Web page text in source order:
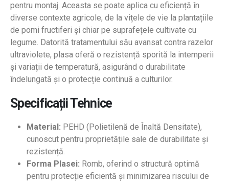
pentru montaj. Aceasta se poate aplica cu eficiență în
diverse contexte agricole, de la vițele de vie la plantațiile
de pomi fructiferi și chiar pe suprafețele cultivate cu
legume. Datorită tratamentului său avansat contra razelor
ultraviolete, plasa oferă o rezistență sporită la intemperii
și variații de temperatură, asigurând o durabilitate
îndelungată și o protecție continuă a culturilor.
Specificații Tehnice
Material: PEHD (Polietilenă de Înaltă Densitate),
cunoscut pentru proprietățile sale de durabilitate și
rezistență.
Forma Plasei: Romb, oferind o structură optimă
pentru protecție eficientă și minimizarea riscului de